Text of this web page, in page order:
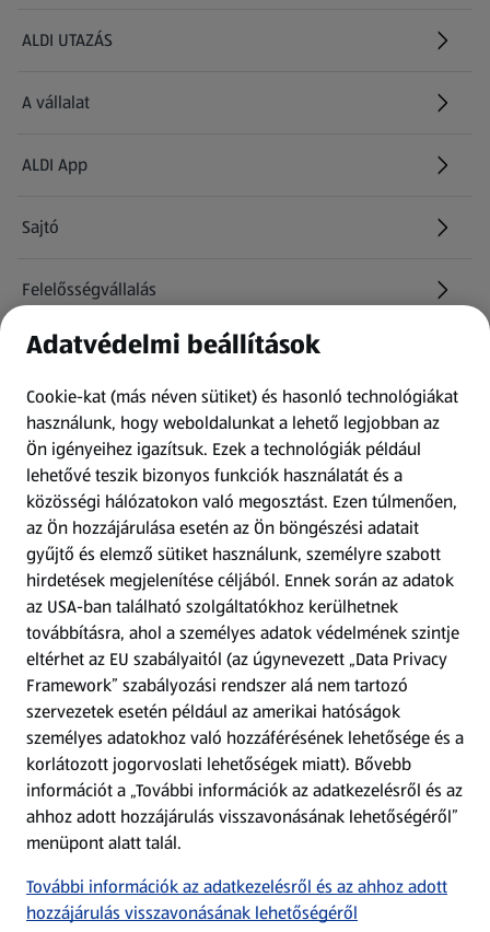
ALDI UTAZÁS
(új oldalon nyílik meg)
A vállalat
ALDI App
Sajtó
Felelősségvállalás
Információk
Kérdőív
Fizetési lehetőségek
ALDI utalványok
Árcsökkentés
Adattörlő alkalmazás
Szervizpont
(új oldalon nyílik meg)
Fedezz fel minket az interneten!
Töltsd le az ALDI Magyarország applikációt!
Adatvédelmi beállítások
Cookie-kat (más néven sütiket) és hasonló technológiákat
használunk, hogy weboldalunkat a lehető legjobban az
Ön igényeihez igazítsuk. Ezek a technológiák például
lehetővé teszik bizonyos funkciók használatát és a
közösségi hálózatokon való megosztást. Ezen túlmenően,
az Ön hozzájárulása esetén az Ön böngészési adatait
gyűjtő és elemző sütiket használunk, személyre szabott
hirdetések megjelenítése céljából. Ennek során az adatok
az USA-ban található szolgáltatókhoz kerülhetnek
továbbításra, ahol a személyes adatok védelmének szintje
eltérhet az EU szabályaitól (az úgynevezett „Data Privacy
Framework” szabályozási rendszer alá nem tartozó
szervezetek esetén például az amerikai hatóságok
személyes adatokhoz való hozzáférésének lehetősége és a
korlátozott jogorvoslati lehetőségek miatt). Bővebb
információt a „További információk az adatkezelésről és az
ahhoz adott hozzájárulás visszavonásának lehetőségéről”
menüpont alatt talál.
További információk az adatkezelésről és az ahhoz adott
hozzájárulás visszavonásának lehetőségéről